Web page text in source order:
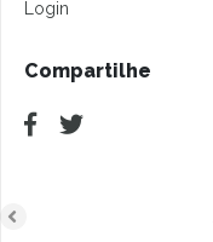
Login
Compartilhe